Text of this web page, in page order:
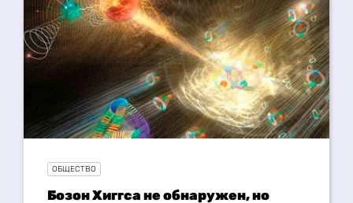
ОБЩЕСТВО
Бозон Хиггса не обнаружен, но